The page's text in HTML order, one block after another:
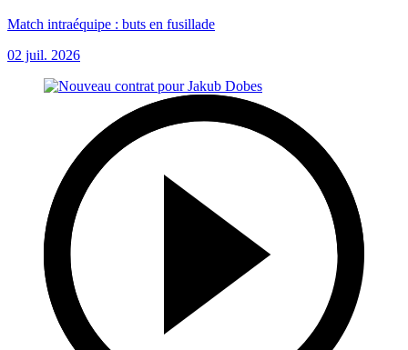
Match intraéquipe : buts en fusillade
02 juil. 2026